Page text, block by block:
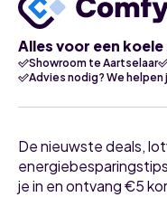
Alles voor een
Showroom te Aartselaar
Advies nodig? We helpen
De nieuwste deals,
je in en ontvang €5